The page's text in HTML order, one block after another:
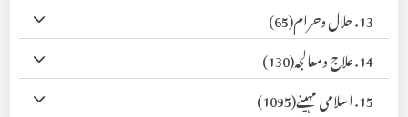
13. حلال وحرام
(65)
14. علاج ومعالجہ
(130)
15. اسلامی مہینے
(1095)